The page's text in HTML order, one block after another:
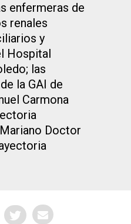
enfermeras de
renales
y
Hospital
las
la GAI de
Carmona
Doctor